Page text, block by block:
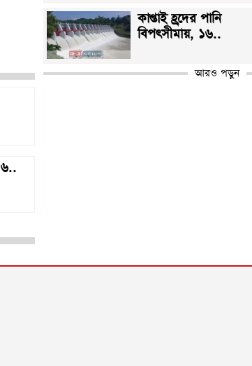
কাপ্তাই হ্রদের পানি
বিপৎসীমায়, ১৬..
আরও পড়ুন